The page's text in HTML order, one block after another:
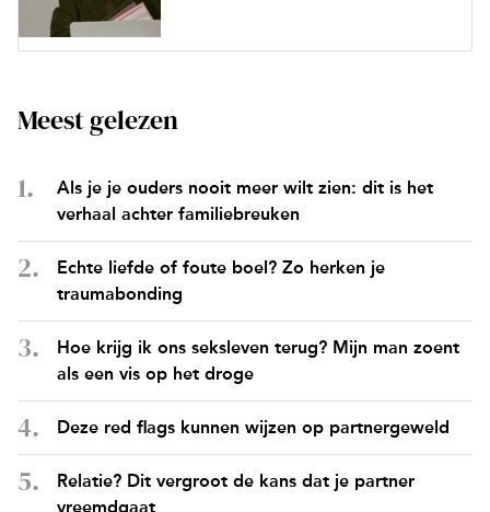
Meest gelezen
Als je je ouders nooit meer wilt zien: dit is het
verhaal achter familiebreuken
Echte liefde of foute boel? Zo herken je
traumabonding
Hoe krijg ik ons seksleven terug? Mijn man zoent
als een vis op het droge
Deze red flags kunnen wijzen op partnergeweld
Relatie? Dit vergroot de kans dat je partner
vreemdgaat